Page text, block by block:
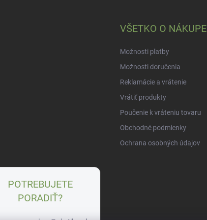
VŠETKO O NÁKUPE
Možnosti platby
Možnosti doručenia
Reklamácie a vrátenie
Vrátiť produkty
Poučenie k vráteniu tovaru
Obchodné podmienky
Ochrana osobných údajov
POTREBUJETE
PORADIŤ?